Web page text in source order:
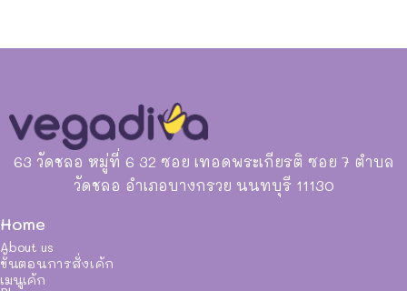
63 วัดชลอ หมู่ที่ 6 32 ซอย เทอดพระเกียรติ ซอย 7 ตำบล
วัดชลอ อำเภอบางกรวย นนทบุรี 11130
Home
About us
ขั้นตอนการสั่งเค้ก
เมนูเค้ก